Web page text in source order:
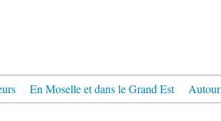
En Moselle et dans le Grand Est